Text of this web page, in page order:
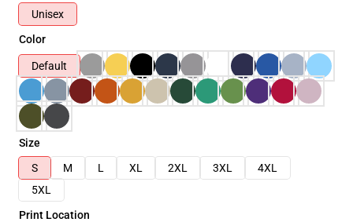
Unisex
Color
Default
Size
S
M L XL 2XL 3XL
4XL
5XL
Print Location